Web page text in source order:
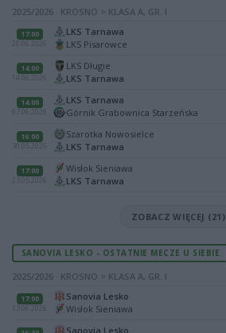
2025/2026 · KROSNO > KLASA A, GR. I
17:00
LKS Tarnawa
LKS Pisarowce
14:00
14.06.2026
LKS Długie
LKS Tarnawa
14:00
07.06.2026
LKS Tarnawa
Górnik Grabownica Starzeńska
16:00
Szarotka Nowosielce
LKS Tarnawa
17:00
Wisłok Sieniawa
LKS Tarnawa
ZOBACZ WIĘCEJ (21)
SANOVIA LESKO - OSTATNIE MECZE U SIEBIE
2025/2026 · KROSNO > KLASA A, GR. I
17:00
Sanovia Lesko
Wisłok Sieniawa
Sanovia Lesko